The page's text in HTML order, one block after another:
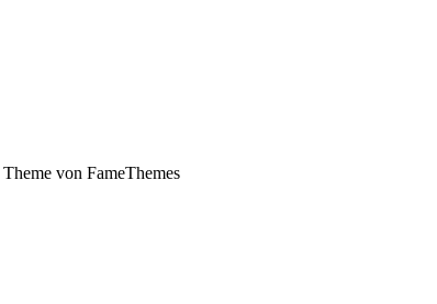
Theme von FameThemes